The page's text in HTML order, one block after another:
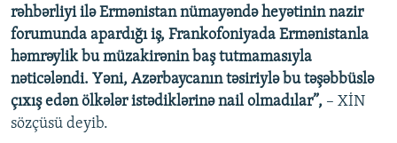
rəhbərliyi ilə Ermənistan nümayəndə heyətinin nazir
forumunda apardığı iş, Frankofoniyada Ermənistanla
həmrəylik bu müzakirənin baş tutmamasıyla
nəticələndi. Yəni, Azərbaycanın təsiriylə bu təşəbbüslə
çıxış edən ölkələr istədiklərinə nail olmadılar”, – XİN
sözçüsü deyib.